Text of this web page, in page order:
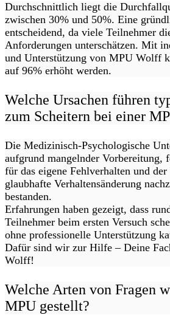
Durchschnittlich liegt die
zwischen 30% und 50%. Eine
entscheidend, da viele Teilnehmer
Anforderungen unterschätzen. Mit
und Unterstützung von MPU Wolff
auf 96% erhöht werden.
Welche Ursachen führen
zum Scheitern bei einer
Die Medizinisch-Psychologische
aufgrund mangelnder Vorbereitung,
für das eigene Fehlverhalten und
glaubhafte Verhaltensänderung
bestanden.
Erfahrungen haben gezeigt, dass
Teilnehmer beim ersten Versuch
ohne professionelle Unterstützung
Dafür sind wir zur Hilfe – Deine
Wolff!
Welche Arten von Fragen
MPU gestellt?